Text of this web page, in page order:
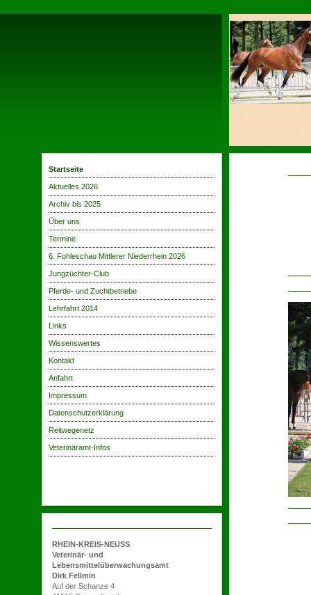
Startseite
Aktuelles 2026
Archiv bis 2025
Über uns
Termine
6. Fohleschau Mittlerer Niederrhein 2026
Jungzüchter-Club
Pferde- und Zuchtbetriebe
Lehrfahrt 2014
Links
Wissenswertes
Kontakt
Anfahrt
Impressum
Datenschutzerklärung
Reitwegenetz
Veterinäramt-Infos
RHEIN-KREIS-NEUSS
Veterinär- und
Lebensmittelüberwachungsamt
Dirk Fellmin
Auf der Schanze 4